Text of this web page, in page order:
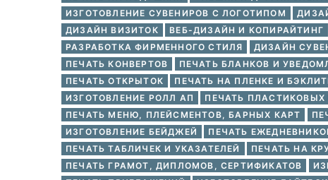
ИЗГОТОВЛЕНИЕ СУВЕНИРОВ С ЛОГОТИПОМ
ДИЗАЙН ВИЗИТОК
ВЕБ-ДИЗАЙН И КОПИРАЙТИНГ
РАЗРАБОТКА ФИРМЕННОГО СТИЛЯ
ДИЗАЙН
ПЕЧАТЬ КОНВЕРТОВ
ПЕЧАТЬ БЛАНКОВ И
ПЕЧАТЬ ОТКРЫТОК
ПЕЧАТЬ НА ПЛЕНКЕ И
ИЗГОТОВЛЕНИЕ РОЛЛ АП
ПЕЧАТЬ ПЛАСТИКОВЫХ
ПЕЧАТЬ МЕНЮ, ПЛЕЙСМЕНТОВ, БАРНЫХ КАРТ
ИЗГОТОВЛЕНИЕ БЕЙДЖЕЙ
ПЕЧАТЬ
ПЕЧАТЬ ТАБЛИЧЕК И УКАЗАТЕЛЕЙ
ПЕЧАТЬ НА
ПЕЧАТЬ ГРАМОТ, ДИПЛОМОВ, СЕРТИФИКАТОВ